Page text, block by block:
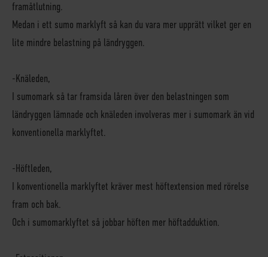
framåtlutning.
Medan i ett sumo marklyft så kan du vara mer upprätt vilket ger en
lite mindre belastning på ländryggen.
- Knäleden,
I sumomark så tar framsida låren över den belastningen som
ländryggen lämnade och knäleden involveras mer i sumomark än vid
konventionella marklyftet.
- Höftleden,
I konventionella marklyftet kräver mest höftextension med rörelse
fram och bak.
Och i sumomarklyftet så jobbar höften mer höftadduktion.